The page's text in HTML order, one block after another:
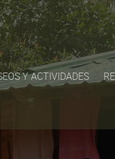
Y ACTIVIDADES